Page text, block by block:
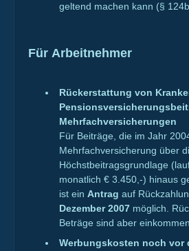
geltend machen kann (§
Für Arbeitnehmer
Rückerstattung von
Mehrfachversicherungen
Für Beiträge, die im Jahr
Mehrfachversicherung über
Höchstbeitragsgrundlage
monatlich € 3.450,-) hinaus
ist ein Antrag auf
Dezember 2007 möglich.
Beträge sind aber
Werbungskosten noch vor